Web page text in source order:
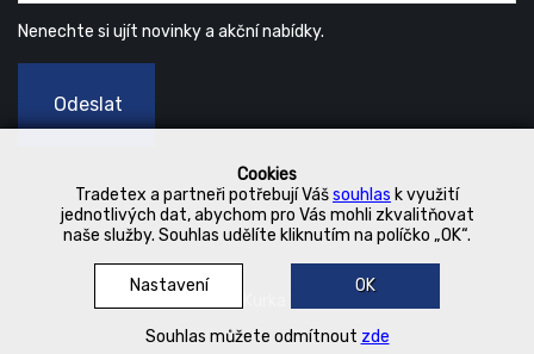
Cookies
Tradetex a partneři potřebují Vášsouhlas k využití
jednotlivých dat, abychom pro Vás mohli zkvalitňovat
naše služby. Souhlas udělíte kliknutím na políčko „OK“.
Nastavení OK
Souhlas můžete odmítnout zde
Nenechte si ujít novinky a akční nabídky.
Odeslat